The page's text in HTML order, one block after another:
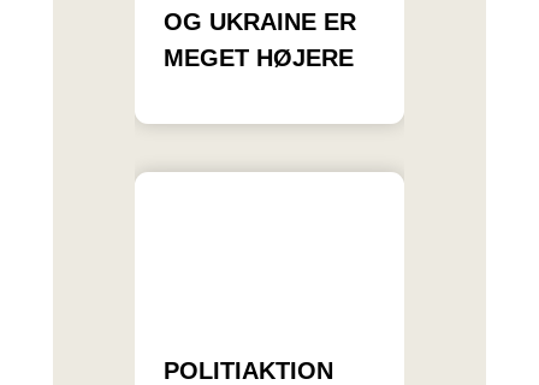
OG UKRAINE ER
MEGET HØJERE
POLITIAKTION